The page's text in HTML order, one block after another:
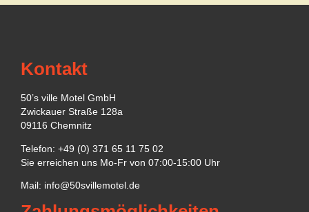
Kontakt
50’s ville Motel GmbH
Zwickauer Straße 128a
09116 Chemnitz
Telefon: +49 (0) 371 65 11 75 02
Sie erreichen uns Mo-Fr von 07:00-15:00 Uhr
Mail: info@50svillemotel.de